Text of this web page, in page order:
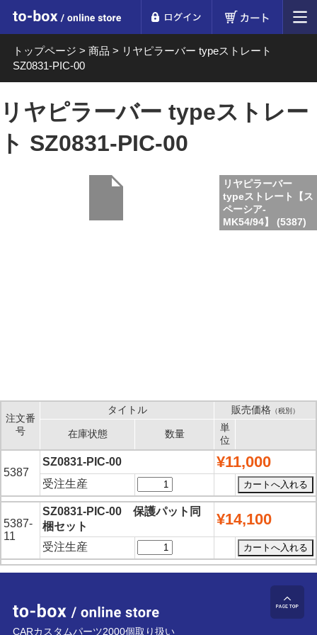
to-box online store
トップページ > 商品 > リヤピラーバー typeストレート
SZ0831-PIC-00
リヤピラーバー typeストレー
ト SZ0831-PIC-00
リヤピラーバー
typeストレート【ス
ペーシア-
MK54/94】 (5387)
注文番
号
タイトル 販売価格（税別）
在庫状態 数量
単
位
5387
SZ0831-PIC-00 ¥11,000
受注生産
5387-
11
SZ0831-PIC-00 保護パット同
梱セット
¥14,100
受注生産
to-box online store
CARカスタムパーツ2000個取り扱い